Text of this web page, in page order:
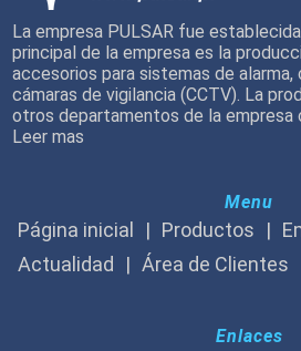
La empresa PULSAR fue
principal de la empresa es la
accesorios para sistemas de
cámaras de vigilancia (CCTV). La
otros departamentos de la empresa
Leer mas
Menu
Página inicial Productos
Actualidad
Área de Clientes
Enlaces